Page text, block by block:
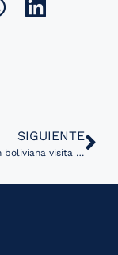
SIGUIENTE
Delegación boliviana visita Centro de Telemedicina de Perú